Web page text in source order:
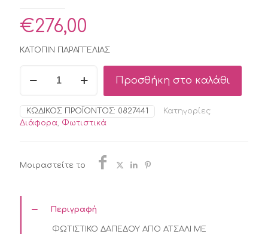
€276,00
ΚΑΤΟΠΙΝ ΠΑΡΑΓΓΕΛΙΑΣ
ΔΑΠΕΔΟΥ
ΜΕ
ΗΧΕΙΟ
ΚΑΙ
170
ποσότητα
Προσθήκη στο καλάθι
ΚΩΔΙΚΌΣ ΠΡΟΪΌΝΤΟΣ: 0827441
Κατηγορίες:
Διάφορα, Φωτιστικά
Μοιραστείτε το
Περιγραφή
ΦΩΤΙΣΤΙΚΟ ΔΑΠΕΔΟΥ ΑΠΟ ΑΤΣΑΛΙ ΜΕ